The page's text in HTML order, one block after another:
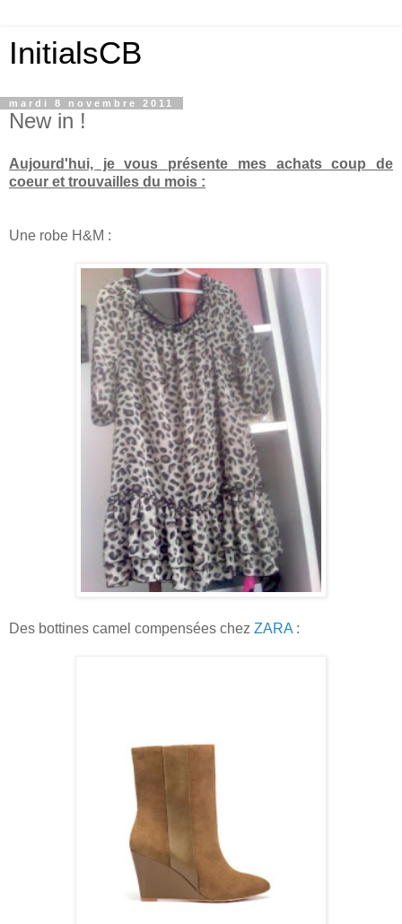
InitialsCB
mardi 8 novembre 2011
New in !
Aujourd'hui, je vous présente mes achats coup de
coeur et trouvailles du mois :
Une robe H&M :
Des bottines camel compensées chez ZARA :